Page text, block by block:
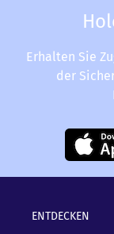
Erhalten Sie
der
ENTDECKEN